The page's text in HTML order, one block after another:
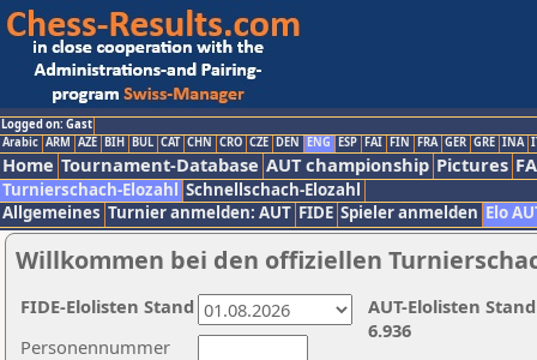
Logged on: Gast
Arabic ARM AZE BIH BUL CAT CHN CRO CZE DEN ENG ESP FAI FIN FRA GER GRE INA
Home Tournament-Database AUT championship Pictures
Turnierschach-Elozahl Schnellschach-Elozahl
Allgemeines Turnier anmelden: AUT FIDE Spieler anmelden Elo
Willkommen bei den offiziellen
Personennummer
AUT-Elolisten
6.936
FIDE-Elolisten Stand